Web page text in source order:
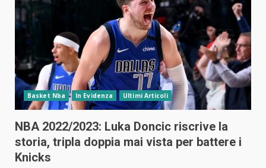
Basket Nba In Evidenza Ultimi Articoli
NBA 2022/2023: Luka Doncic riscrive la
storia, tripla doppia mai vista per battere i
Knicks